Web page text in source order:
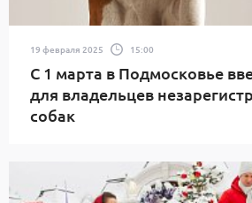
19 февраля 2025 15:00
С 1 марта в Подмосковье
для владельцев
собак